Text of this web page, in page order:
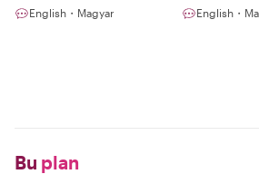
English・Magyar English・
Bu plan